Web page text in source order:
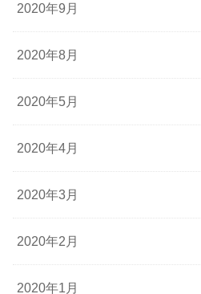
2020年9月
2020年8月
2020年5月
2020年4月
2020年3月
2020年2月
2020年1月